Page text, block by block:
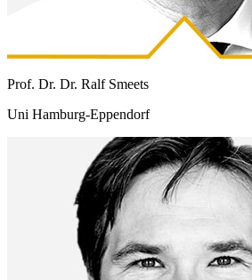
Prof. Dr. Dr. Ralf Smeets
Uni Hamburg-Eppendorf